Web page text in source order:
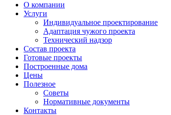
О компании
Услуги
Индивидуальное проектирование
Адаптация чужого проекта
Технический надзор
Состав проекта
Готовые проекты
Построенные дома
Цены
Полезное
Советы
Нормативные документы
Контакты